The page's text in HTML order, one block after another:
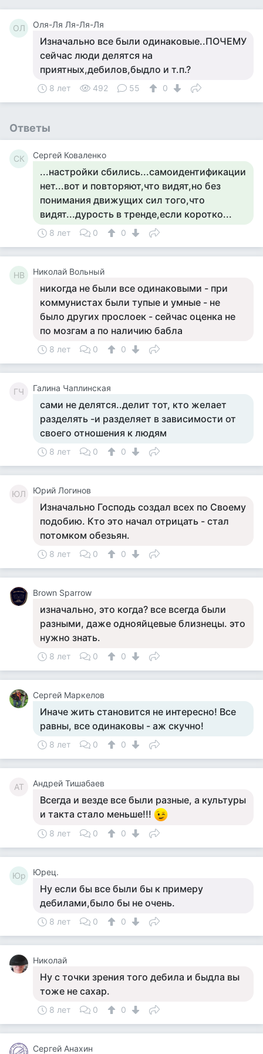
ОЛ Оля-Ля Ля-Ля-Ля
Изначально все были одинаковые..ПОЧЕМУ
сейчас люди делятся на
приятных,дебилов,быдло и т.п.?
8 лет 492 55 0
Ответы
СК Сергей Коваленко
...настройки сбились...самоидентификации
нет...вот и повторяют,что видят,но без
понимания движущих сил того,что
видят...дурость в тренде,если коротко...
8 лет 0 0
НВ Николай Вольный
никогда не были все одинаковыми - при
коммунистах были тупые и умные - не
было других прослоек - сейчас оценка не
по мозгам а по наличию бабла
8 лет 0 0
ГЧ Галина Чаплинская
сами не делятся..делит тот, кто желает
разделять -и разделяет в зависимости от
своего отношения к людям
8 лет 0 0
ЮЛ Юрий Логинов
Изначально Господь создал всех по Своему
подобию. Кто это начал отрицать - стал
потомком обезьян.
8 лет 0 0
Brown Sparrow
изначально, это когда? все всегда были
разными, даже однояйцевые близнецы. это
нужно знать.
8 лет 0 0
Сергей Маркелов
Иначе жить становится не интересно! Все
равны, все одинаковы - аж скучно!
8 лет 0 0
АТ Андрей Тишабаев
Всегда и везде все были разные, а культуры
и такта стало меньше!!!
8 лет 0 0
Юр Юрец.
Ну если бы все были бы к примеру
дебилами,было бы не очень.
8 лет 0 0
Николай
Ну с точки зрения того дебила и быдла вы
тоже не сахар.
8 лет 0 0
Сергей Анахин